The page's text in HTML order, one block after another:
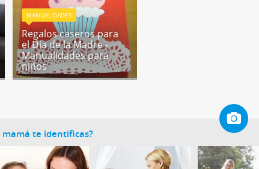
MANUALIDADES
Regalos caseros para
el Día de la Madre -
Manualidades para
niños
mamá te identificas?